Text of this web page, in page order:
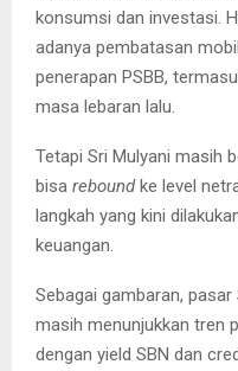
konsumsi dan investasi.
adanya pembatasan
penerapan PSBB,
masa lebaran lalu.
Tetapi Sri Mulyani masih
bisa reboundke level
langkah yang kini
keuangan.
Sebagai gambaran,
masih menunjukkan tren
dengan yield SBN dan